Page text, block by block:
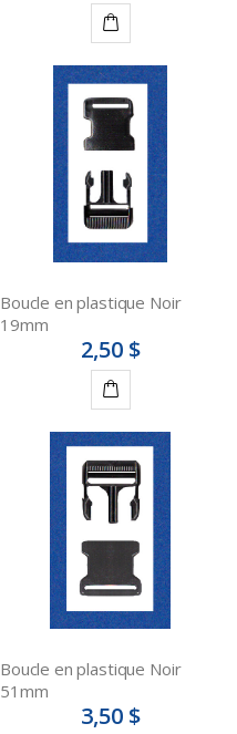
au
panier
Boucle en plastique Noir
19mm
2,50 $
Ajouter
au
panier
Boucle en plastique Noir
51mm
3,50 $